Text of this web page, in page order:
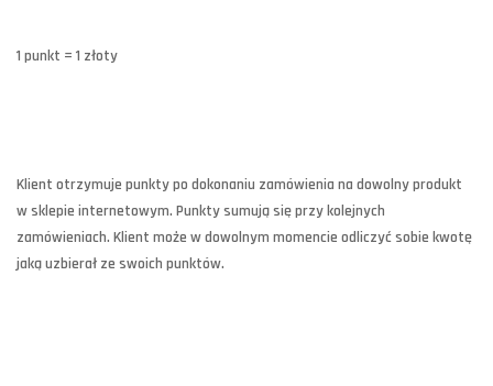
1 punkt = 1 złoty
Klient otrzymuje punkty po dokonaniu zamówienia na dowolny produkt
w sklepie internetowym. Punkty sumują się przy kolejnych
zamówieniach. Klient może w dowolnym momencie odliczyć sobie kwotę
jaką uzbierał ze swoich punktów.